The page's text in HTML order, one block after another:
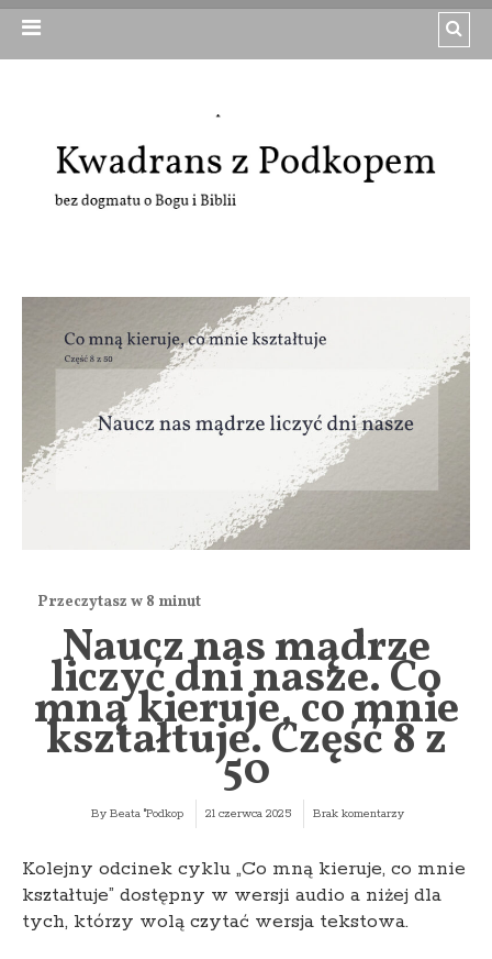
Naucz nas mądrze
liczyć dni nasze. Co
mną kieruje, co mnie
kształtuje. Część 8 z
50
By Beata "Podkop 21 czerwca 2025 Brak komentarzy
Kolejny odcinek cyklu „Co mną kieruje, co mnie
kształtuje” dostępny w wersji audio a niżej dla
tych, którzy wolą czytać wersja tekstowa.